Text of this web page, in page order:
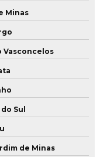
Minas
Vasconcelos
Sul
de Minas